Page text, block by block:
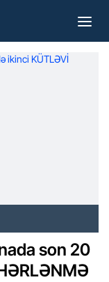
son 20